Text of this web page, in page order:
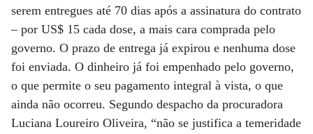
serem entregues até 70 dias após a assinatura do contrato
– por US$ 15 cada dose, a mais cara comprada pelo
governo. O prazo de entrega já expirou e nenhuma dose
foi enviada. O dinheiro já foi empenhado pelo governo,
o que permite o seu pagamento integral à vista, o que
ainda não ocorreu. Segundo despacho da procuradora
Luciana Loureiro Oliveira, “não se justifica a temeridade